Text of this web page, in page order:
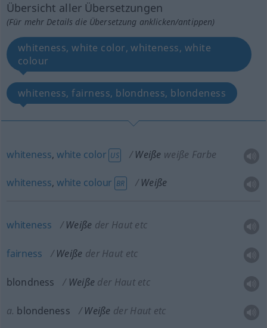
Übersicht aller Übersetzungen
(Für mehr Details die Übersetzung anklicken/antippen)
whiteness, white color, whiteness, white
colour
whiteness, fairness, blondness, blondeness
whiteness, white color US Weiße weiße Farbe
whiteness, white colour BR Weiße
whiteness Weiße der Haut etc
fairness Weiße der Haut etc
blondness Weiße der Haut etc
a. blondeness Weiße der Haut etc